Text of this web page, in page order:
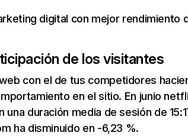
digital con mejor rendimiento
de los visitantes
con el de tus competidores
en el sitio. En junio
una duración media de sesión de
ha disminuido en -6,23 %.